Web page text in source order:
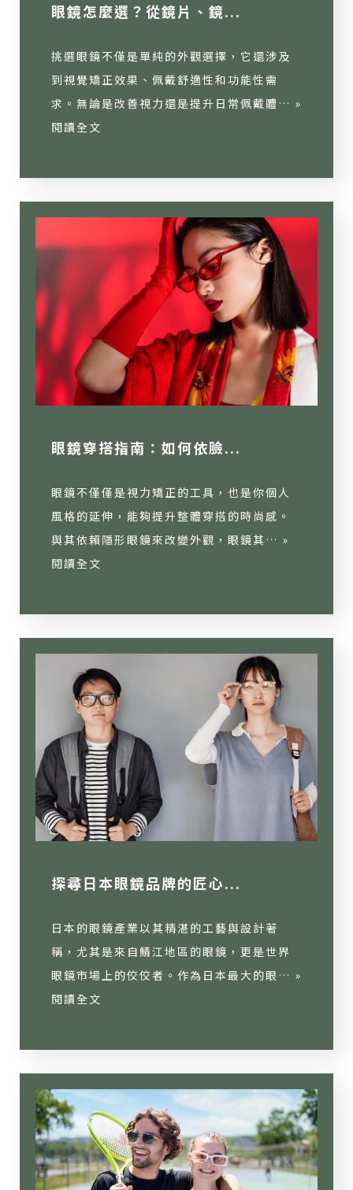
眼鏡怎麼選？從鏡片、鏡...
挑選眼鏡不僅是單純的外觀選擇，它還涉及
到視覺矯正效果、佩戴舒適性和功能性需
求。無論是改善視力還是提升日常佩戴體… »
閱讀全文
眼鏡穿搭指南：如何依臉...
眼鏡不僅僅是視力矯正的工具，也是你個人
風格的延伸，能夠提升整體穿搭的時尚感。
與其依賴隱形眼鏡來改變外觀，眼鏡其… »
閱讀全文
探尋日本眼鏡品牌的匠心...
日本的眼鏡產業以其精湛的工藝與設計著
稱，尤其是來自鯖江地區的眼鏡，更是世界
眼鏡市場上的佼佼者。作為日本最大的眼… »
閱讀全文